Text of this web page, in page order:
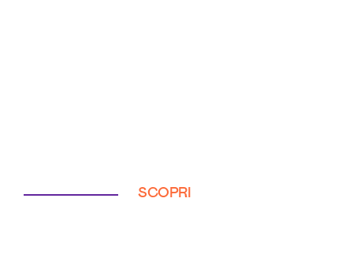
SCOPRI